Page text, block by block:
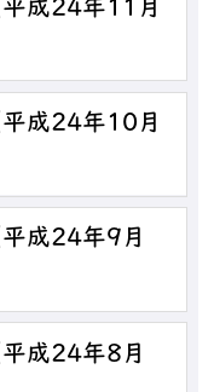
成24年11月
成24年10月
成24年9月
成24年8月